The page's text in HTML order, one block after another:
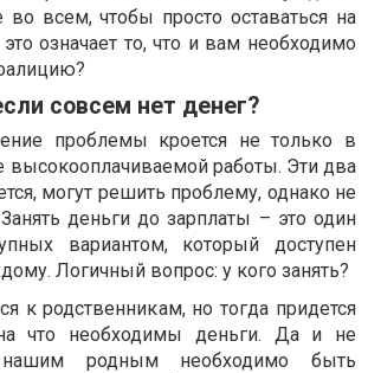
во всем, чтобы просто оставаться на
означает то, что и вам необходимо
совсем нет денег?
проблемы кроется не только в
высокооплачиваемой работы. Эти два
могут решить проблему, однако не
деньги до зарплаты – это один
вариантом, который доступен
Логичный вопрос: у кого занять?
к родственникам, но тогда придется
что необходимы деньги. Да и не
родным необходимо быть